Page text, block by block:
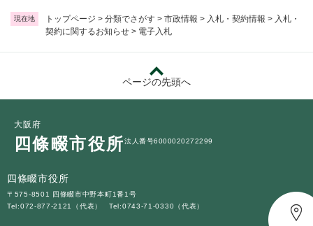
現在地 トップページ > 分類でさがす > 市政情報 > 入札・契約情報 > 入札・
契約に関するお知らせ > 電子入札
ページの先頭へ
大阪府
四條畷市役所法人番号6000020272299
四條畷市役所
〒575-8501 四條畷市中野本町1番1号
Tel:072-877-2121（代表）
Tel:0743-71-0330（代表）